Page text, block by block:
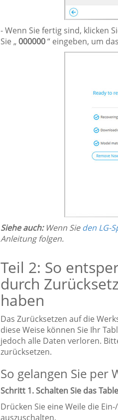
- Wenn Sie fertig sind, klicken
Sie „000000“ eingeben, um
Siehe auch:Wenn Sieden LG-
Anleitung folgen.
Teil 2: So
durch
haben
Das Zurücksetzen auf die
diese Weise können Sie Ihr
jedoch alle Daten verloren.
zurücksetzen.
So gelangen Sie per
Schritt 1. Schalten Sie das
Drücken Sie eine Weile die
auszuschalten.